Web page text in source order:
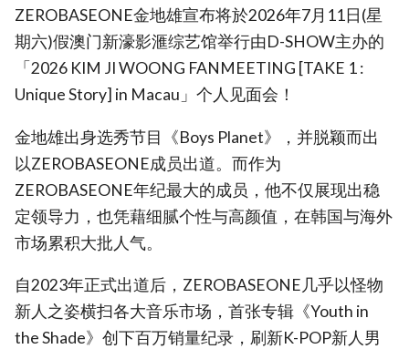
ZEROBASEONE金地雄宣布将於2026年7月11日(星
期六)假澳门新濠影滙综艺馆举行由D-SHOW主办的
「2026 KIM JI WOONG FANMEETING [TAKE 1 :
Unique Story] in Macau」个人见面会！
金地雄出身选秀节目《Boys Planet》，并脱颖而出
以ZEROBASEONE成员出道。而作为
ZEROBASEONE年纪最大的成员，他不仅展现出稳
定领导力，也凭藉细腻个性与高颜值，在韩国与海外
市场累积大批人气。
自2023年正式出道后，ZEROBASEONE几乎以怪物
新人之姿横扫各大音乐市场，首张专辑《Youth in
the Shade》创下百万销量纪录，刷新K-POP新人男